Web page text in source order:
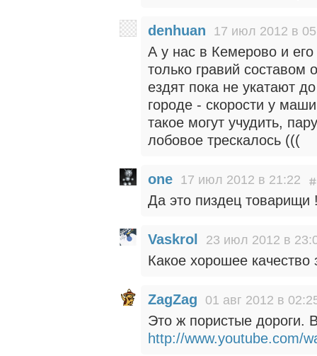
denhuan 17 июл 2012 в
А у нас в Кемерово и его
только гравий
ездят пока не укатают
городе - скорости у
такое могут учудить,
лобовое трескалось (((
one 17 июл 2012 в 21:22
Да это пиздец товарищи
Vaskrol 23 июл 2012 в
Какое хорошее качество
ZagZag 01 авг 2012 в
Это ж пористые дороги.
http://www.youtube.com/